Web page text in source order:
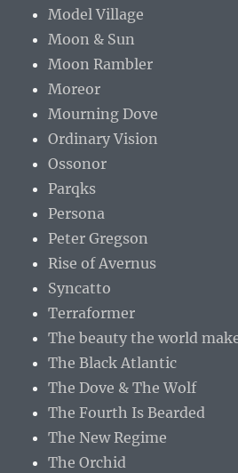
Model Village
Moon & Sun
Moon Rambler
Moreor
Mourning Dove
Ordinary Vision
Ossonor
Parqks
Persona
Peter Gregson
Rise of Avernus
Syncatto
Terraformer
The beauty the world
The Black Atlantic
The Dove & The Wolf
The Fourth Is Bearded
The New Regime
The Orchid